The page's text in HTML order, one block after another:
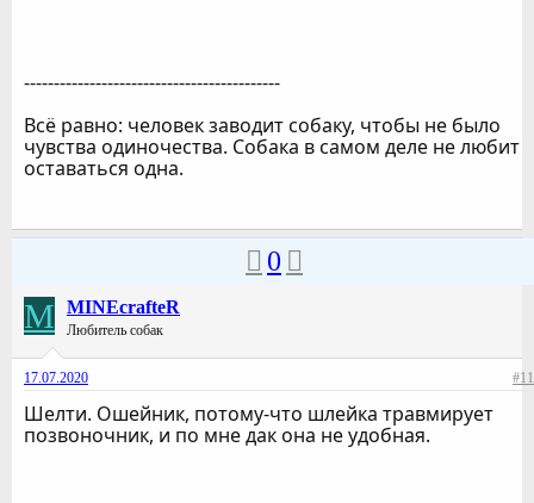
-------------------------------------------
Всё равно: человек заводит собаку, чтобы не было
чувства одиночества. Собака в самом деле не любит
оставаться одна.
0
M MINEcrafteR
Любитель собак
17.07.2020 #11
Шелти. Ошейник, потому-что шлейка травмирует
позвоночник, и по мне дак она не удобная.